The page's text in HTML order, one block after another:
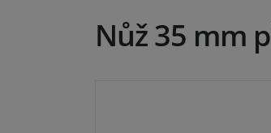
Nůž 35 mm